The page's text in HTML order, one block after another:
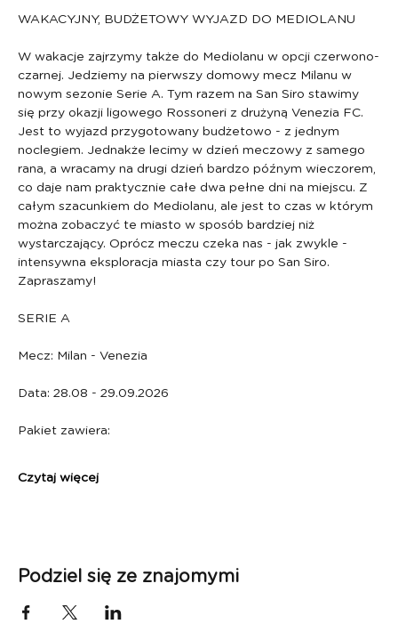
WAKACYJNY, BUDŻETOWY WYJAZD DO MEDIOLANU
W wakacje zajrzymy także do Mediolanu w opcji czerwono-
czarnej. Jedziemy na pierwszy domowy mecz Milanu w
nowym sezonie Serie A. Tym razem na San Siro stawimy
się przy okazji ligowego Rossoneri z drużyną Venezia FC.
Jest to wyjazd przygotowany budżetowo - z jednym
noclegiem. Jednakże lecimy w dzień meczowy z samego
rana, a wracamy na drugi dzień bardzo późnym wieczorem,
co daje nam praktycznie całe dwa pełne dni na miejscu. Z
całym szacunkiem do Mediolanu, ale jest to czas w którym
można zobaczyć te miasto w sposób bardziej niż
wystarczający. Oprócz meczu czeka nas - jak zwykle -
intensywna eksploracja miasta czy tour po San Siro.
Zapraszamy!
SERIE A
Mecz: Milan - Venezia
Data: 28.08 - 29.09.2026
Pakiet zawiera:
Czytaj więcej
Podziel się ze znajomymi